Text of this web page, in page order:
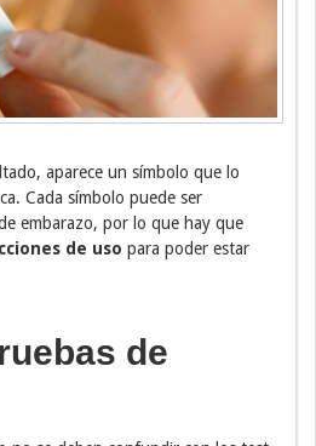
aparece un símbolo que lo
Cada símbolo puede ser
embarazo, por lo que hay que
de uso para poder estar
de